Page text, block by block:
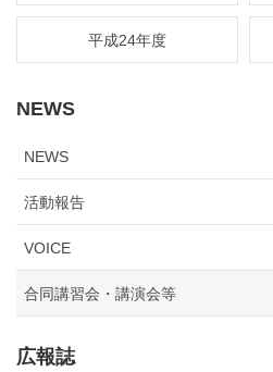
平成24年度
NEWS
NEWS
活動報告
VOICE
合同講習会・講演会等
広報誌